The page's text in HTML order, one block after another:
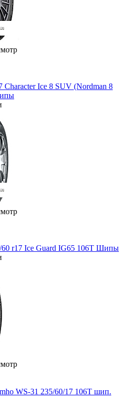
Character Ice 8 SUV (Nordman 8
60 r17 Ice Guard IG65 106T Шипы
WS-31 235/60/17 106T шип.